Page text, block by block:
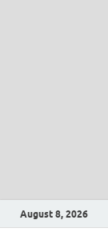
August 8, 2026